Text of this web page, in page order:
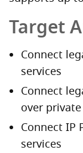
Target
Connect
services
Connect
over
Connect IP
services